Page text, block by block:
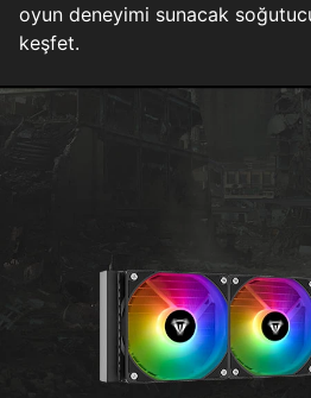
oyun deneyimi sunacak
keşfet.